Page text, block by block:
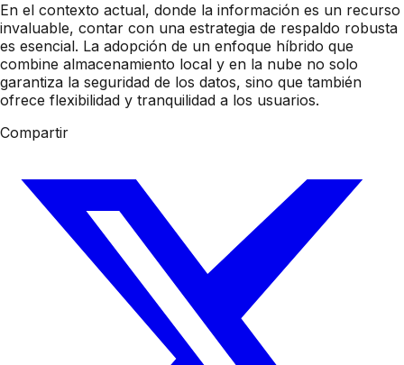
En el contexto actual, donde la información es un recurso
invaluable, contar con una estrategia de respaldo robusta
es esencial. La adopción de un enfoque híbrido que
combine almacenamiento local y en la nube no solo
garantiza la seguridad de los datos, sino que también
ofrece flexibilidad y tranquilidad a los usuarios.
Compartir